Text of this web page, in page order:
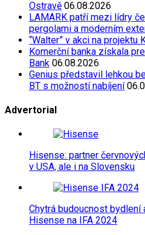
Ostravě 06.08.2026
LAMARK patří mezi lídry
pergolami a moderním
“Walter” v akci na projektu
Komerční banka získala
Bank 06.08.2026
Genius představil lehkou
BT s možností nabíjení
Advertorial
Hisense: partner
v USA, ale i na Slovensku
Chytrá budoucnost
Hisense na IFA 2024